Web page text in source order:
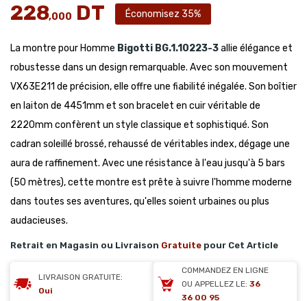
228,000 DT Économisez 35%
La montre pour Homme Bigotti BG.1.10223-3allie élégance et
robustesse dans un design remarquable. Avec son mouvement
VX63E211 de précision, elle offre une fiabilité inégalée. Son boîtier
en laiton de 4451mm et son bracelet en cuir véritable de
2220mm confèrent un style classique et sophistiqué. Son
cadran soleillé brossé, rehaussé de véritables index, dégage une
aura de raffinement. Avec une résistance à l'eau jusqu'à 5 bars
(50 mètres), cette montre est prête à suivre l'homme moderne
dans toutes ses aventures, qu'elles soient urbaines ou plus
audacieuses.
Retrait en Magasin ou Livraison Gratuite pour Cet Article
LIVRAISON GRATUITE:
Oui
COMMANDEZ EN LIGNE
OU APPELLEZ LE: 36
36 00 95